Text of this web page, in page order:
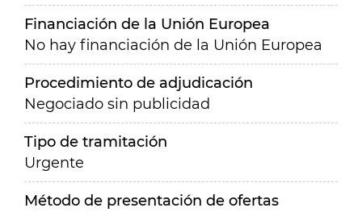
Financiación de la Unión Europea
No hay financiación de la Unión Europea
Procedimiento de adjudicación
Negociado sin publicidad
Tipo de tramitación
Urgente
Método de presentación de ofertas